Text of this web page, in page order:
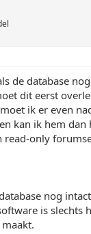
de database
dit eerst
ik er even
kan ik hem dan
read-only
nog
is slechts